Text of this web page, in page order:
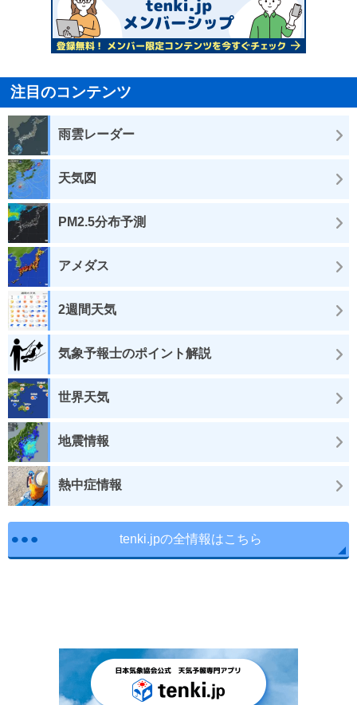
注目のコンテンツ
雨雲レーダー
天気図
PM2.5分布予測
アメダス
2週間天気
気象予報士のポイント解説
世界天気
地震情報
熱中症情報
tenki.jpの全情報はこちら